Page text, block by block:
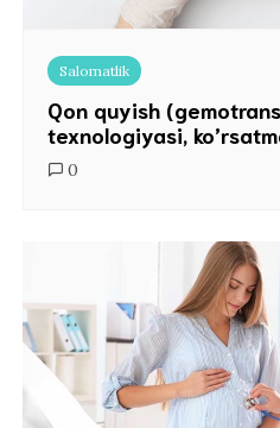
Salomatlik
Qon quyish
texnologiyasi,
0